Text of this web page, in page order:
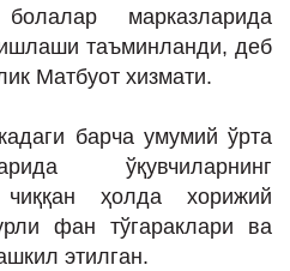
марказларида
ишлаши таъминланди, деб
Матбуот хизмати.
барча умумий ўрта
ўқувчиларнинг
ҳолда хорижий
фан тўгараклари ва
этилган.